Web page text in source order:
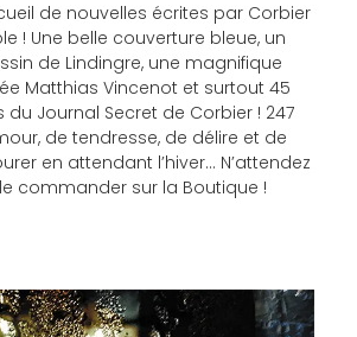
de nouvelles écrites par Corbier
! Une belle couverture bleue, un
de Lindingre, une magnifique
Matthias Vincenot et surtout 45
du Journal Secret de Corbier ! 247
de tendresse, de délire et de
en attendant l’hiver… N’attendez
commander sur la Boutique !